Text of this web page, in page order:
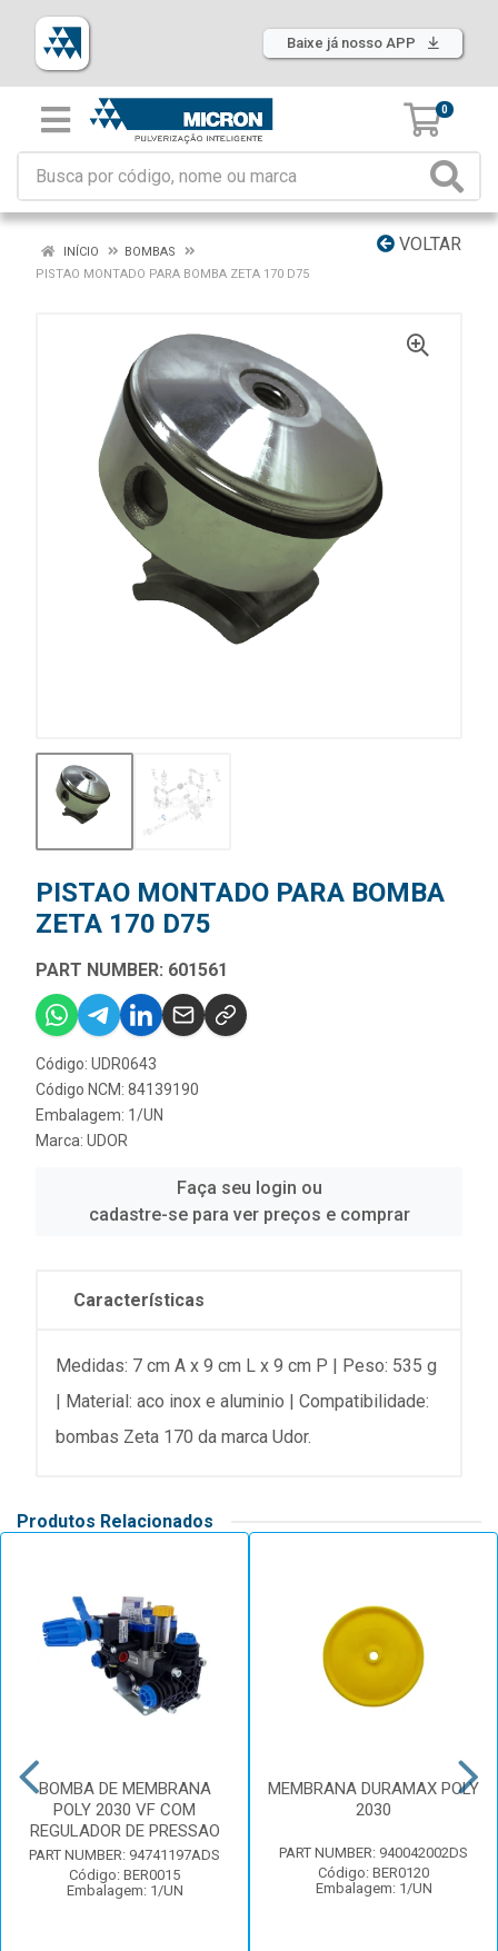
Baixe já nosso APP
0
VOLTAR
INÍCIO
BOMBAS
PISTAO MONTADO PARA BOMBA ZETA 170 D75
PISTAO MONTADO PARA BOMBA
ZETA 170 D75
PART NUMBER: 601561
Código: UDR0643
Código NCM: 84139190
Embalagem: 1/UN
Marca: UDOR
Faça seu login ou
cadastre-se para ver preços e comprar
Características
Medidas: 7 cm A x 9 cm L x 9 cm P | Peso: 535 g
| Material: aco inox e aluminio | Compatibilidade:
bombas Zeta 170 da marca Udor.
Produtos Relacionados
BOMBA DE MEMBRANA
POLY 2030 VF COM
REGULADOR DE PRESSAO
PART NUMBER: 94741197ADS
Código: BER0015
Embalagem: 1/UN
MEMBRANA DURAMAX POLY
2030
PART NUMBER: 940042002DS
Código: BER0120
Embalagem: 1/UN